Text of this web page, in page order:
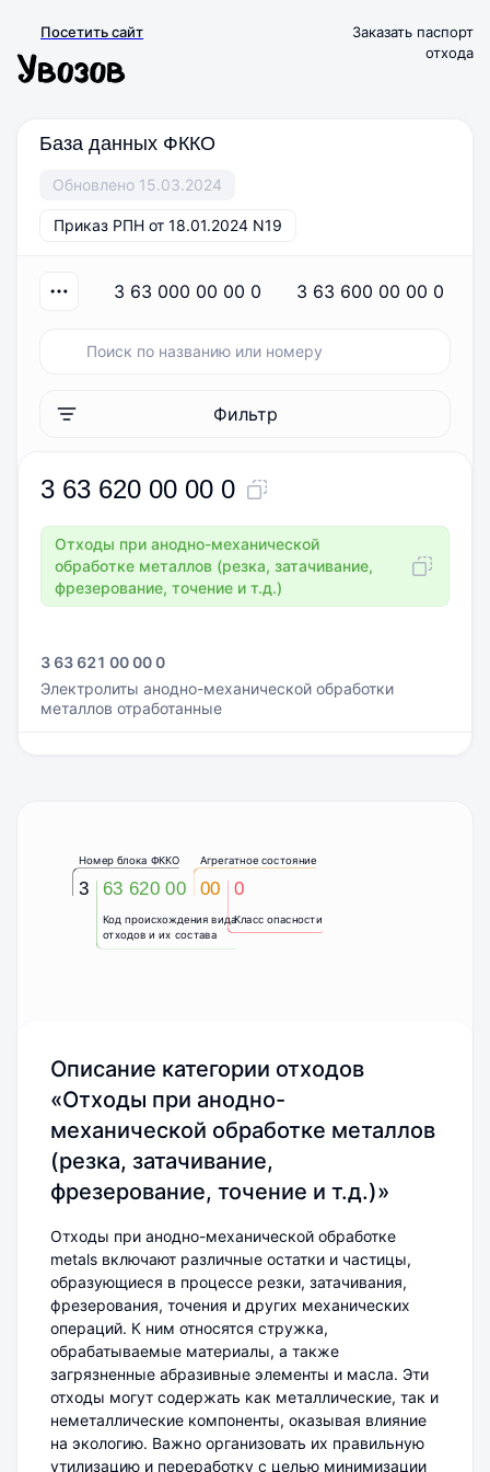
Ольга Гацуц
Здравствуйте! Я онлайн и
готова помочь с подбором
кода ФККО или оформлением
документации по отходам.
Посетить сайт
Заказать паспорт
отхода
База данных ФККО
Обновлено 15.03.2024
Приказ РПН от 18.01.2024 N19
3 63 000 00 00 0 3 63 600 00 00 0
Фильтр
3 63 620 00 00 0
Отходы при анодно-механической
обработке металлов (резка, затачивание,
фрезерование, точение и т.д.)
3 63 621 00 00 0
Электролиты анодно-механической обработки
металлов отработанные
3
Номер блока ФККО
Код происхождения вида
отходов и их состава
63 620 00
Агрегатное состояние
00
Класс опасности
0
Описание категории отходов
«Отходы при анодно-
механической обработке металлов
(резка, затачивание,
фрезерование, точение и т.д.)»
Отходы при анодно-механической обработке
metals включают различные остатки и частицы,
образующиеся в процессе резки, затачивания,
фрезерования, точения и других механических
операций. К ним относятся стружка,
обрабатываемые материалы, а также
загрязненные абразивные элементы и масла. Эти
отходы могут содержать как металлические, так и
неметаллические компоненты, оказывая влияние
на экологию. Важно организовать их правильную
утилизацию и переработку с целью минимизации